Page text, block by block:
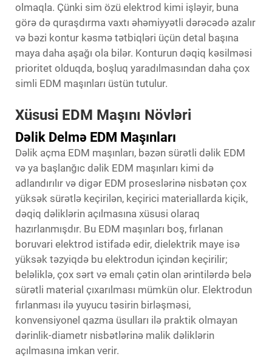
olmaqla. Çünki sim özü elektrod kimi işləyir, buna
görə də quraşdırma vaxtı əhəmiyyətli dərəcədə azalır
və bəzi kontur kəsmə tətbiqləri üçün detal başına
maya daha aşağı ola bilər. Konturun dəqiq kəsilməsi
prioritet olduqda, boşluq yaradılmasından daha çox
simli EDM maşınları üstün tutulur.
Xüsusi EDM Maşını Növləri
Dəlik Delmə EDM Maşınları
Dəlik açma EDM maşınları, bəzən sürətli dəlik EDM
və ya başlanğıc dəlik EDM maşınları kimi də
adlandırılır və digər EDM proseslərinə nisbətən çox
yüksək sürətlə keçirilən, keçirici materiallarda kiçik,
dəqiq dəliklərin açılmasına xüsusi olaraq
hazırlanmışdır. Bu EDM maşınları boş, fırlanan
boruvari elektrod istifadə edir, dielektrik maye isə
yüksək təzyiqdə bu elektrodun içindən keçirilir;
beləliklə, çox sərt və emalı çətin olan ərintilərdə belə
sürətli material çıxarılması mümkün olur. Elektrodun
fırlanması ilə yuyucu təsirin birləşməsi,
konvensiyonel qazma üsulları ilə praktik olmayan
dərinlik-diametr nisbətlərinə malik dəliklərin
açılmasına imkan verir.